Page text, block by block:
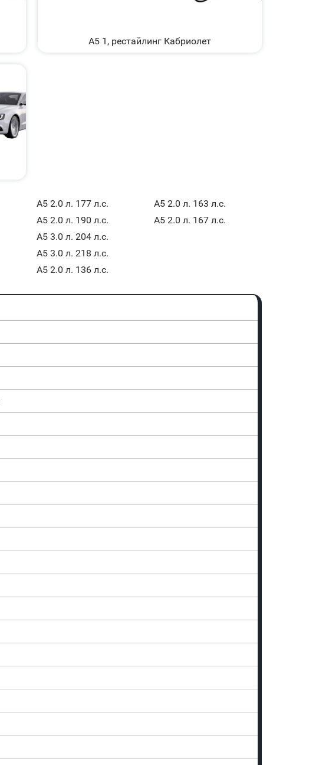
A5 1, рестайлинг Кабриолет
A5 2.0 л. 177 л.с.
A5 2.0 л. 190 л.с.
A5 3.0 л. 204 л.с.
A5 3.0 л. 218 л.с.
A5 2.0 л. 136 л.с.
A5 2.0 л. 163 л.с.
A5 2.0 л. 167 л.с.